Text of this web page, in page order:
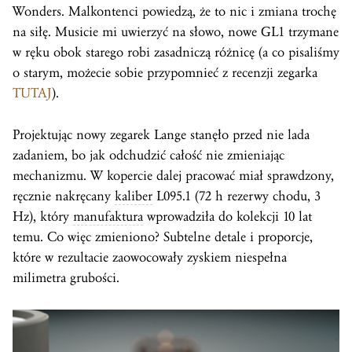
Wonders. Malkontenci powiedzą, że to nic i zmiana trochę
na siłę. Musicie mi uwierzyć na słowo, nowe GL1 trzymane
w ręku obok starego robi zasadniczą różnicę (a co pisaliśmy
o starym, możecie sobie przypomnieć z recenzji zegarka
TUTAJ).
Projektując nowy zegarek Lange stanęło przed nie lada
zadaniem, bo jak odchudzić całość nie zmieniając
mechanizmu. W kopercie dalej pracować miał sprawdzony,
ręcznie nakręcany kaliber L095.1 (72 h rezerwy chodu, 3
Hz), który manufaktura wprowadziła do kolekcji 10 lat
temu. Co więc zmieniono? Subtelne detale i proporcje,
które w rezultacie zaowocowały zyskiem niespełna
milimetra grubości.